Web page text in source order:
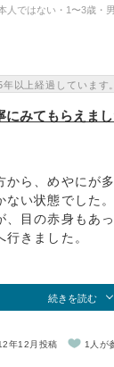
人ではない・1〜3歳・
以上経過しています。
にみてもらえま
から、めやにが
い状態でした。
、目の赤身もあ
きました。
続きを読む
年12月投稿 1人が